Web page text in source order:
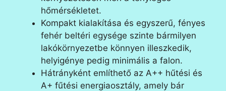
hőmérsékletet.
Kompakt kialakítása és egyszerű, fényes
fehér beltéri egysége szinte bármilyen
lakókörnyezetbe könnyen illeszkedik,
helyigénye pedig minimális a falon.
Hátrányként említhető az A++ hűtési és
A+ fűtési energiaosztály, amely bár